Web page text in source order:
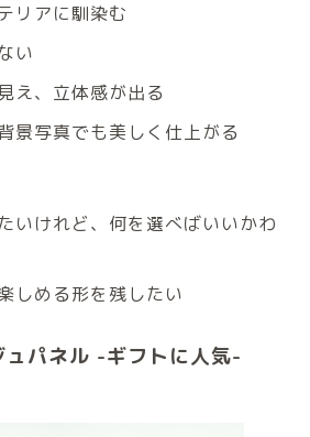
リアに馴染む
い
え、立体感が出る
景写真でも美しく仕上がる
いけれど、何を選べばいいかわ
しめる形を残したい
ュパネル -ギフトに人気-